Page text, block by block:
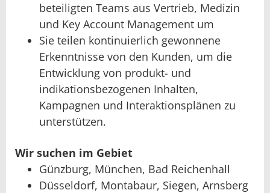
beteiligten Teams aus Vertrieb, Medizin
und Key Account Management um
Sie teilen kontinuierlich gewonnene
Erkenntnisse von den Kunden, um die
Entwicklung von produkt- und
indikationsbezogenen Inhalten,
Kampagnen und Interaktionsplänen zu
unterstützen.
Wir suchen im Gebiet
Günzburg, München, Bad Reichenhall
Düsseldorf, Montabaur, Siegen, Arnsberg